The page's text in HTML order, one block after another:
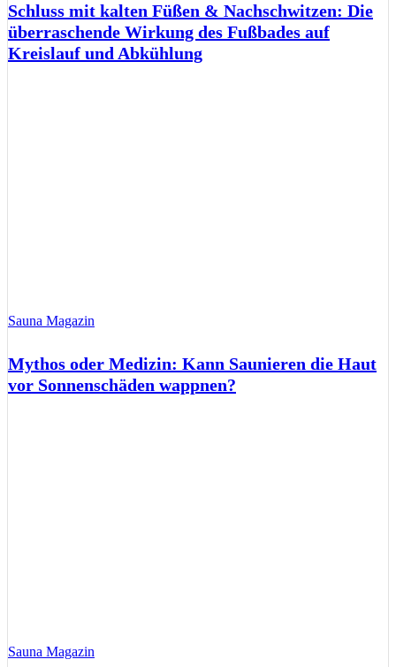
Schluss mit kalten Füßen & Nachschwitzen: Die
überraschende Wirkung des Fußbades auf
Kreislauf und Abkühlung
Sauna Magazin
Mythos oder Medizin: Kann Saunieren die Haut
vor Sonnenschäden wappnen?
Sauna Magazin